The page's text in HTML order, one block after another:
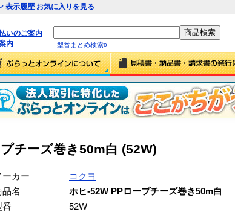
表示履歴 お気に入りを見る
いのご案内
内
型番まとめ検索»
チーズ巻き50m白 (52W)
ーカー
コクヨ
品名
ホヒ-52W PPロープチーズ巻き50m白
番
52W